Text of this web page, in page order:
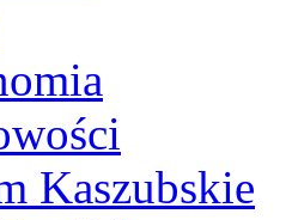
Kaszubskie